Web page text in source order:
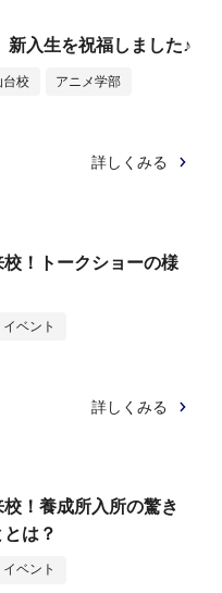
入生を祝福しました♪
台校 アニメ学部
詳しくみる
校！トークショーの様
イベント
詳しくみる
！養成所入所の驚き
は？
イベント